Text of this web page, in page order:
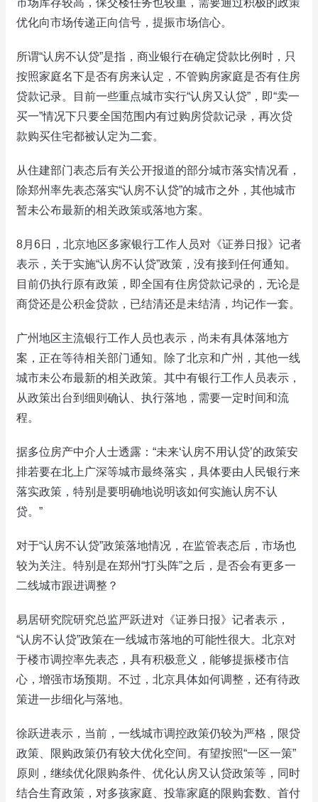
市场库存较高，保交楼任务也较重，需要通过积极的政策
优化向市场传递正向信号，提振市场信心。
所谓“认房不认贷”是指，商业银行在确定贷款比例时，只
按照家庭名下是否有房来认定，不管购房家庭是否有住房
贷款记录。目前一些重点城市实行“认房又认贷”，即“卖一
买一”情况下只要全国范围内有过购房贷款记录，再次贷
款购买住宅都被认定为二套。
从住建部门表态后有关公开报道的部分城市落实情况看，
除郑州率先表态落实“认房不认贷”的城市之外，其他城市
暂未公布最新的相关政策或落地方案。
8月6日，北京地区多家银行工作人员对《证券日报》记者
表示，关于实施“认房不认贷”政策，没有接到任何通知。
目前仍执行原有政策，即全国有住房贷款记录的，无论是
商贷还是公积金贷款，已结清还是未结清，均记作一套。
广州地区主流银行工作人员也表示，尚未有具体落地方
案，正在等待相关部门通知。除了北京和广州，其他一线
城市未公布最新的相关政策。其中有银行工作人员表示，
从政策出台到细则确认、执行落地，需要一定时间和流
程。
据多位房产中介人士透露：“未来‘认房不用认贷’的政策安
排若要在北上广深等城市最终落实，具体要由人民银行来
落实政策，特别是要明确地说明该如何实施认房不认
贷。”
对于“认房不认贷”政策落地情况，在监管表态后，市场也
较为关注。特别是在郑州“打头阵”之后，是否会有更多一
二线城市跟进调整？
易居研究院研究总监严跃进对《证券日报》记者表示，
“认房不认贷”政策在一线城市落地的可能性很大。北京对
于楼市调控率先表态，具有积极意义，能够提振楼市信
心，增强市场预期。不过，北京具体如何调整，还有待政
策进一步细化与落地。
徐跃进表示，当前，一线城市调控政策仍较为严格，限贷
政策、限购政策仍有较大优化空间。有望按照“一区一策”
原则，继续优化限购条件、优化认房又认贷政策等，同时
结合生育政策，对多孩家庭、投靠家庭的限购套数、首付